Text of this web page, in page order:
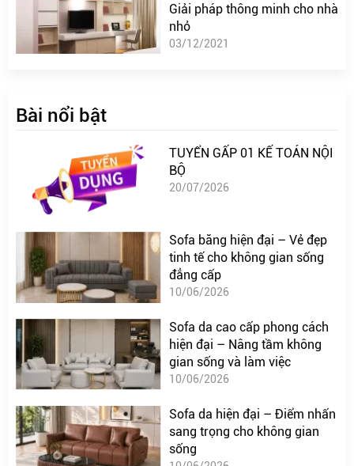
Giải pháp thông minh cho nhà
nhỏ
03/12/2021
Bài nổi bật
TUYỂN GẤP 01 KẾ TOÁN NỘI
BỘ
20/07/2026
Sofa băng hiện đại – Vẻ đẹp
tinh tế cho không gian sống
đẳng cấp
10/06/2026
Sofa da cao cấp phong cách
hiện đại – Nâng tầm không
gian sống và làm việc
10/06/2026
Sofa da hiện đại – Điểm nhấn
sang trọng cho không gian
sống